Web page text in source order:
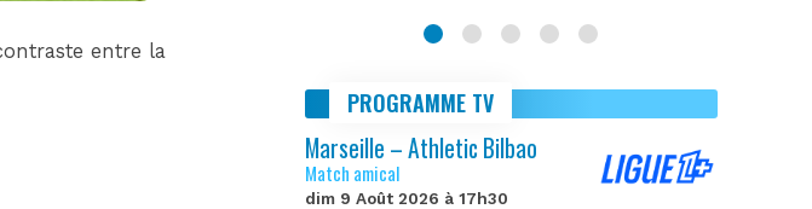
entre la
PROGRAMME TV
Marseille – Athletic Bilbao
Match amical
dim 9 Août 2026 à 17h30